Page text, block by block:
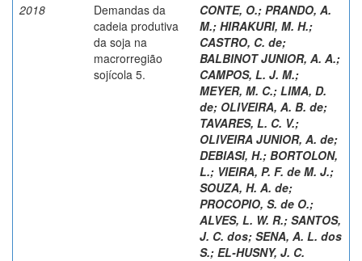
2018
Demandas da
cadeia produtiva
da soja na
macrorregião
sojícola 5.
CONTE, O.; PRANDO, A.
M.; HIRAKURI, M. H.;
CASTRO, C. de;
BALBINOT JUNIOR, A. A.;
CAMPOS, L. J. M.;
MEYER, M. C.; LIMA, D.
de; OLIVEIRA, A. B. de;
TAVARES, L. C. V.;
OLIVEIRA JUNIOR, A. de;
DEBIASI, H.; BORTOLON,
L.; VIEIRA, P. F. de M. J.;
SOUZA, H. A. de;
PROCOPIO, S. de O.;
ALVES, L. W. R.; SANTOS,
J. C. dos; SENA, A. L. dos
S.; EL-HUSNY, J. C.